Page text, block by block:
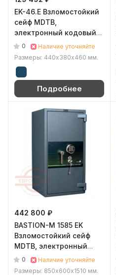
EK-46.E Взломостойкий
сейф MDTB,
электронный кодовый
(Синий (RAL 5001))
0
Наличие уточняйте
Размеры: 440х380х460 мм.
Подробнее
442 800 ₽
BASTION-M 1585 EK
Взломостойкий сейф
MDTB, электронный
кодовый + ключевой
(Графит (RAL 7024))
0
Наличие уточняйте
Размеры: 850x600х1510 мм.